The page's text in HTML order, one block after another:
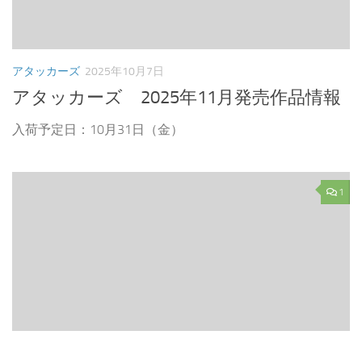
アタッカーズ 2025年10月7日
アタッカーズ 2025年11月発売作品情報
入荷予定日：10月31日（金）
1